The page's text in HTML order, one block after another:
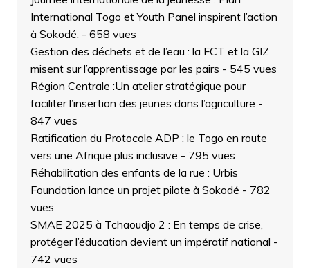
International Togo et Youth Panel inspirent l’action
à Sokodé. - 658 vues
Gestion des déchets et de l’eau : la FCT et la GIZ
misent sur l’apprentissage par les pairs - 545 vues
Région Centrale :Un atelier stratégique pour
faciliter l’insertion des jeunes dans l’agriculture -
847 vues
Ratification du Protocole ADP : le Togo en route
vers une Afrique plus inclusive - 795 vues
Réhabilitation des enfants de la rue : Urbis
Foundation lance un projet pilote à Sokodé - 782
vues
SMAE 2025 à Tchaoudjo 2 : En temps de crise,
protéger l’éducation devient un impératif national -
742 vues